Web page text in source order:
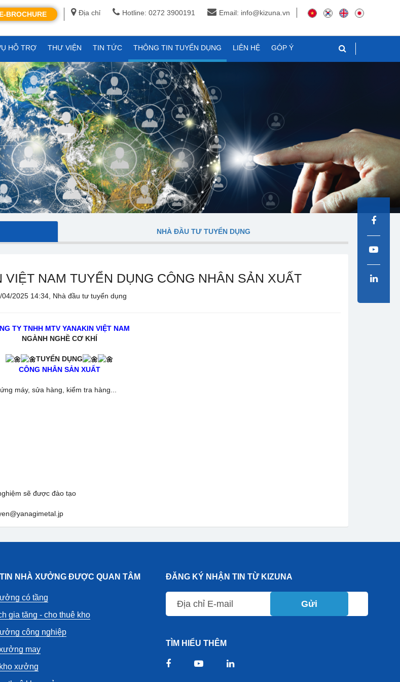
Địa chỉ Hotline: 0272 3900191 Email: info@kizuna.vn
E-BROCHURE
HỖ TRỢ THƯ VIỆN TIN TỨC THÔNG TIN TUYỂN DỤNG LIÊN HỆ GÓP Ý
NHÀ ĐẦU TƯ TUYỂN DỤNG
NAM TUYỂN DỤNG CÔNG NHÂN SẢN XUẤT
04/2025 14:34, Nhà đầu tư tuyển dụng
TY TNHH MTV YANAKIN VIỆT NAM
NGÀNH NGHỀ CƠ KHÍ
TUYỂN DỤNG
CÔNG NHÂN SẢN XUẤT
máy, sửa hàng, kiểm tra hàng...
sẽ được đào tạo
NHÀ XƯỞNG ĐƯỢC QUAN TÂM
có tầng
gia tăng - cho thuê kho
công nghiệp
may
xưởng
ĐĂNG KÝ NHẬN TIN TỪ KIZUNA
Gửi
TÌM HIỂU THÊM